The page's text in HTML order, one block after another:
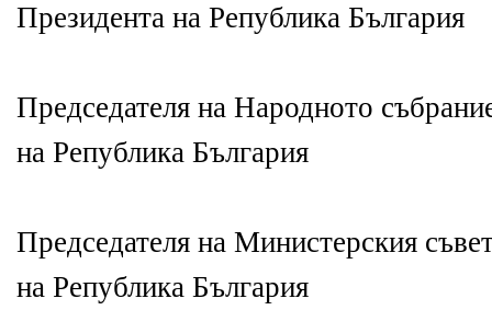
Президента на Република България
Председателя на Народното
на Република България
Председателя на Министерския
на Република България